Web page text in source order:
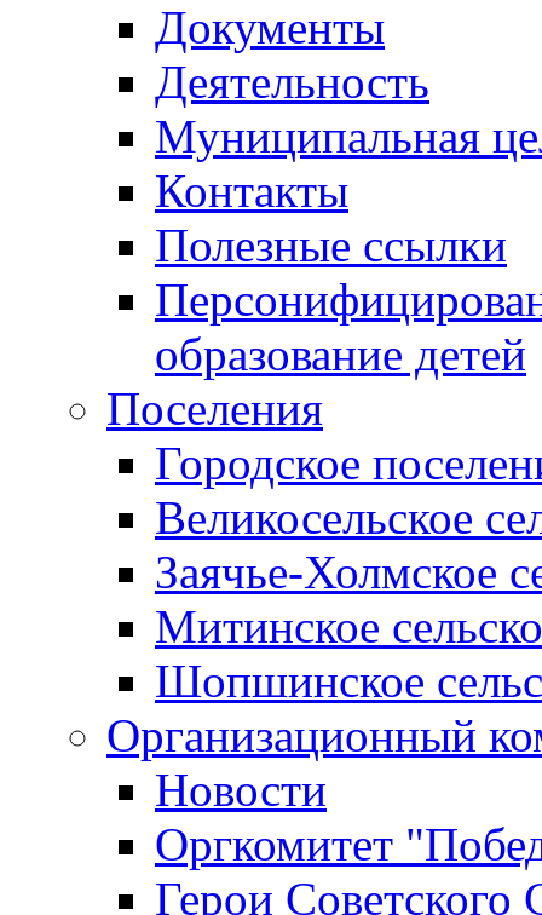
Документы
Деятельность
Муниципальная
Контакты
Полезные ссылки
образование детей
Поселения
Городское
Великосельское
Заячье-Холмское
Митинское
Шопшинское
Организационный
Новости
Оргкомитет
Герои Советского